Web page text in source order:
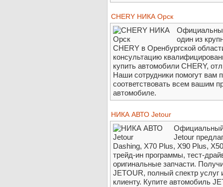
CHERY НИКА Орск
один из
CHERY в Оренбургской
консультацию
купить автомобили CHERY,
Наши сотрудники помогут вам
соответствовать всем вашим
автомобиле.
НИКА АВТО Jetour
Jetour
Dashing, X70 Plus, X90 Plus,
трейд-ин программы, тест-
оригинальные запчасти.
JETOUR, полный спектр
клиенту. Купите автомобиль